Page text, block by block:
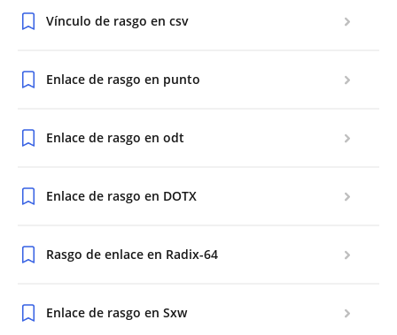
Vínculo de rasgo en csv
Enlace de rasgo en punto
Enlace de rasgo en odt
Enlace de rasgo en DOTX
Rasgo de enlace en Radix-64
Enlace de rasgo en Sxw